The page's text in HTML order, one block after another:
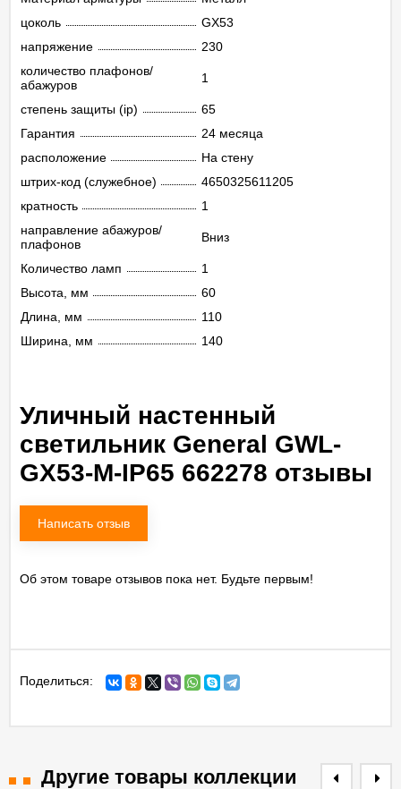
цоколь
GX53
напряжение
230
количество плафонов/
абажуров
1
степень защиты (ip)
65
Гарантия
24 месяца
расположение
На стену
штрих-код (служебное)
4650325611205
кратность
1
направление абажуров/
плафонов
Вниз
Количество ламп
1
Высота, мм
60
Длина, мм
110
Ширина, мм
140
Уличный настенный
светильник General GWL-
GX53-M-IP65 662278 отзывы
Написать отзыв
Об этом товаре отзывов пока нет. Будьте первым!
Поделиться:
Другие товары коллекции